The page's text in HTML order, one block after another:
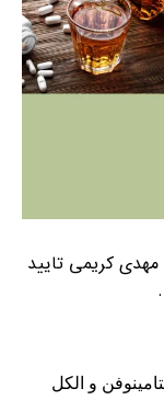
کریمی تایید
و الکل